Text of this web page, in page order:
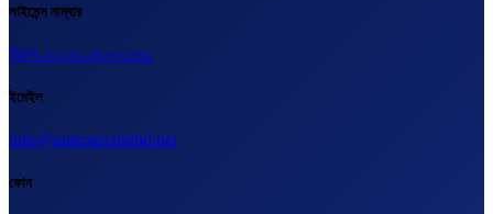
লাইসেন্স নাম্বার
বিএল-২০২৩-২৪০০০১৬২
ইমেইল
info@outsourcingbd.net
ফোন